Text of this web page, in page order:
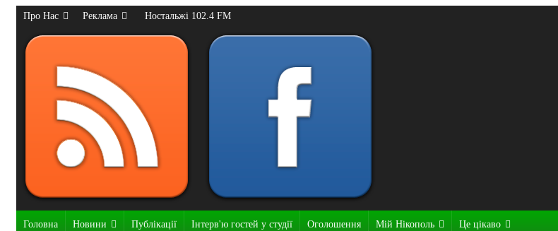
Про Нас Реклама Ностальжі 102.4 FM
Головна Новини Публікації Інтерв'ю гостей у студії Оголошення Мій Нікополь Це цікаво